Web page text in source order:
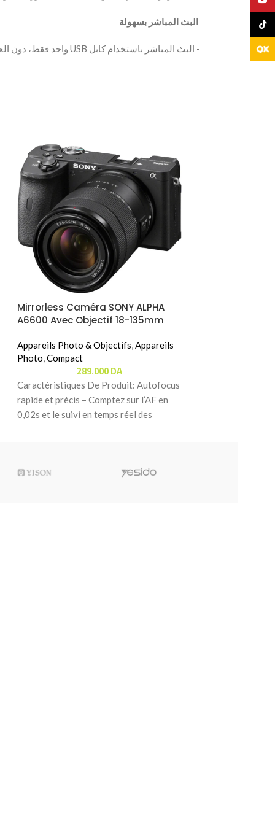
‫ البث المباشر بسهولة
‫- البث المباشر باستخدام كابل USB واحد فقط، دون الحاجة لأجهزة أو برامج إضافية.
Mirrorless Caméra SONY ALPHA
A6600 Avec Objectif 18-135mm
Appareils Photo & Objectifs,Appareils
Photo,Compact
289.000DA
Caractéristiques De Produit: Autofocus
rapide et précis – Comptez sur l’AF en
0,02s et le suivi en temps réel des